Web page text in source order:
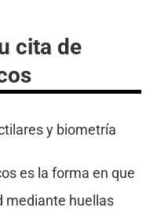
cita de
es la forma en que
mediante huellas